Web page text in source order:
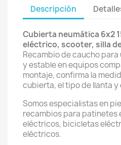
Descripción
Cubierta neumática 6x2
eléctrico, scooter, silla
Recambio de caucho
y estable en equipos
montaje, confirma la
cubierta, el tipo de llanta
Somos especialistas en
recambios para patinetes
eléctricos, bicicletas
eléctricos.